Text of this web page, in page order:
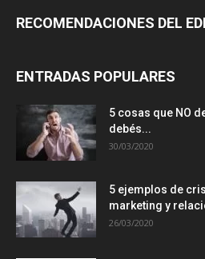
RECOMENDACIONES DEL
ENTRADAS POPULARES
5 cosas que NO
debés...
30/03/2020
5 ejemplos de
marketing y
26/03/2020